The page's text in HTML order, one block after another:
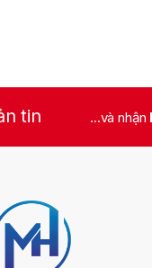
tin ...và nhận